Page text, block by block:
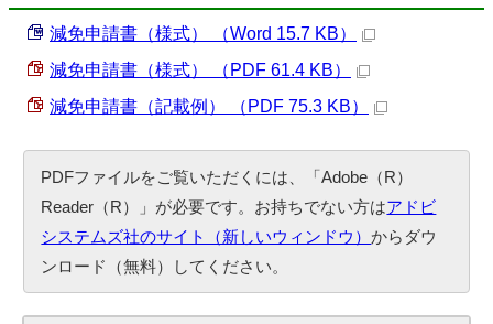
減免申請書（様式） （Word 15.7 KB）
減免申請書（様式） （PDF 61.4 KB）
減免申請書（記載例） （PDF 75.3 KB）
PDFファイルをご覧いただくには、「Adobe（R）
Reader（R）」が必要です。お持ちでない方はアドビ
システムズ社のサイト（新しいウィンドウ）からダウ
ンロード（無料）してください。